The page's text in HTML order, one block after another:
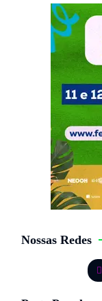
Nossas Redes